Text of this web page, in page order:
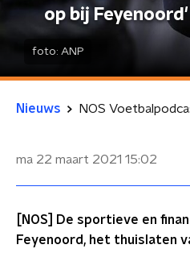
op bij Feyenoord'
foto: ANP
Nieuws
ma 22 maart 2021 15:02
[NOS] De sportieve en
Feyenoord, het thuislaten